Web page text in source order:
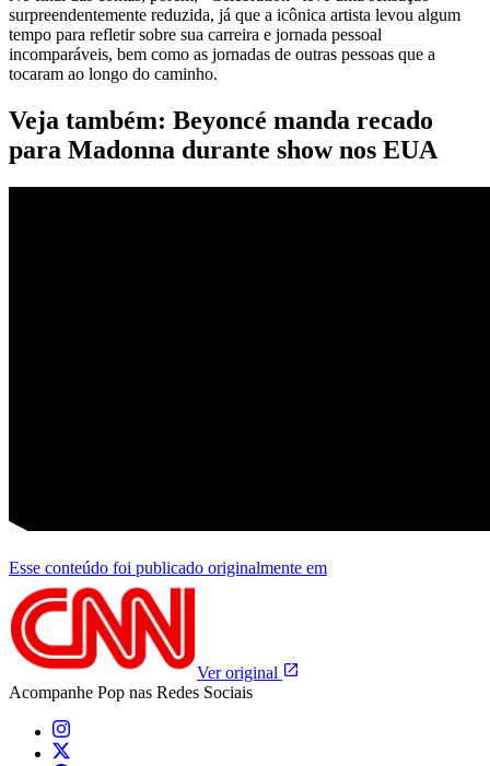
surpreendentemente reduzida, já que a icônica artista levou algum
tempo para refletir sobre sua carreira e jornada pessoal
incomparáveis, bem como as jornadas de outras pessoas que a
tocaram ao longo do caminho.
Veja também: Beyoncé manda recado
para Madonna durante show nos EUA
Esse conteúdo foi publicado originalmente em
Ver original
Acompanhe Pop nas Redes Sociais